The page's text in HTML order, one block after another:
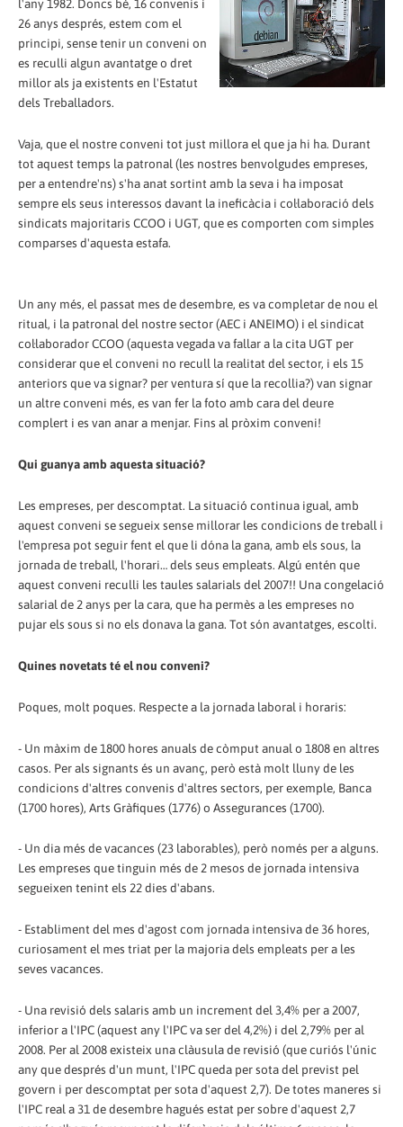
l'any 1982. Doncs bé, 16 convenis i
26 anys després, estem com el
principi, sense tenir un conveni on
es reculli algun avantatge o dret
millor als ja existents en l'Estatut
dels Treballadors.
Vaja, que el nostre conveni tot just millora el que ja hi ha. Durant
tot aquest temps la patronal (les nostres benvolgudes empreses,
per a entendre'ns) s'ha anat sortint amb la seva i ha imposat
sempre els seus interessos davant la ineficàcia i col·laboració dels
sindicats majoritaris CCOO i UGT, que es comporten com simples
comparses d'aquesta estafa.
Un any més, el passat mes de desembre, es va completar de nou el
ritual, i la patronal del nostre sector (AEC i ANEIMO) i el sindicat
col·laborador CCOO (aquesta vegada va fallar a la cita UGT per
considerar que el conveni no recull la realitat del sector, i els 15
anteriors que va signar? per ventura sí que la recollia?) van signar
un altre conveni més, es van fer la foto amb cara del deure
complert i es van anar a menjar. Fins al pròxim conveni!
Qui guanya amb aquesta situació?
Les empreses, per descomptat. La situació continua igual, amb
aquest conveni se segueix sense millorar les condicions de treball i
l'empresa pot seguir fent el que li dóna la gana, amb els sous, la
jornada de treball, l'horari… dels seus empleats. Algú entén que
aquest conveni reculli les taules salarials del 2007!! Una congelació
salarial de 2 anys per la cara, que ha permès a les empreses no
pujar els sous si no els donava la gana. Tot són avantatges, escolti.
Quines novetats té el nou conveni?
Poques, molt poques. Respecte a la jornada laboral i horaris:
- Un màxim de 1800 hores anuals de còmput anual o 1808 en altres
casos. Per als signants és un avanç, però està molt lluny de les
condicions d'altres convenis d'altres sectors, per exemple, Banca
(1700 hores), Arts Gràfiques (1776) o Assegurances (1700).
- Un dia més de vacances (23 laborables), però només per a alguns.
Les empreses que tinguin més de 2 mesos de jornada intensiva
segueixen tenint els 22 dies d'abans.
- Establiment del mes d'agost com jornada intensiva de 36 hores,
curiosament el mes triat per la majoria dels empleats per a les
seves vacances.
- Una revisió dels salaris amb un increment del 3,4% per a 2007,
inferior a l'IPC (aquest any l'IPC va ser del 4,2%) i del 2,79% per al
2008. Per al 2008 existeix una clàusula de revisió (que curiós l'únic
any que després d'un munt, l'IPC queda per sota del previst pel
govern i per descomptat per sota d'aquest 2,7). De totes maneres si
l'IPC real a 31 de desembre hagués estat per sobre d'aquest 2,7